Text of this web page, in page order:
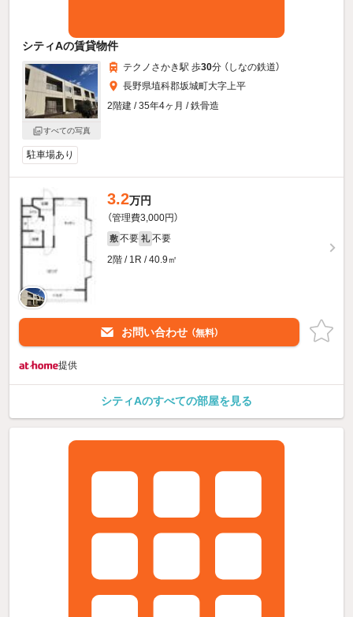
シティAの賃貸物件
すべての写真
テクノさかき駅 歩30分 （しなの鉄道）
長野県埴科郡坂城町大字上平
2階建 / 35年4ヶ月 / 鉄骨造
駐車場あり
3.2万円
（管理費3,000円）
敷 不要 礼 不要
2階 / 1R / 40.9㎡
お問い合わせ （無料）
提供
シティAのすべての部屋を見る